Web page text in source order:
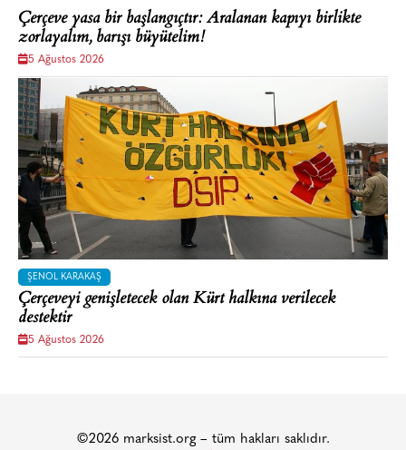
Çerçeve yasa bir başlangıçtır: Aralanan kapıyı birlikte
zorlayalım, barışı büyütelim!
5 Ağustos 2026
ŞENOL KARAKAŞ
Çerçeveyi genişletecek olan Kürt halkına verilecek
destektir
5 Ağustos 2026
©2026 marksist.org – tüm hakları saklıdır.